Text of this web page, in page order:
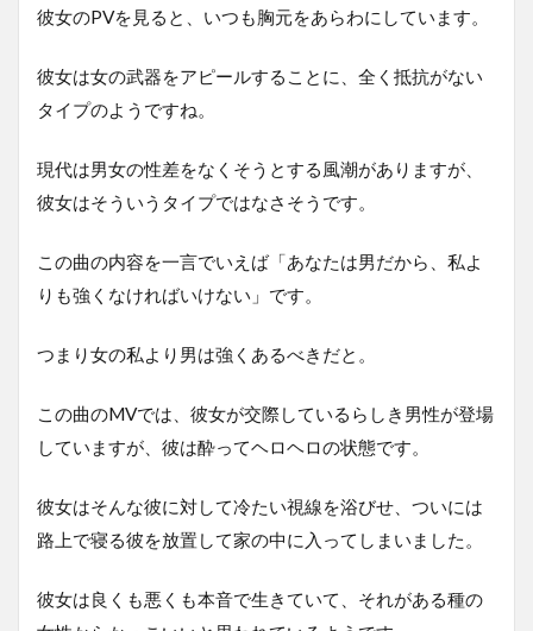
彼女のPVを見ると、いつも胸元をあらわにしています。
彼女は女の武器をアピールすることに、全く抵抗がない
タイプのようですね。
現代は男女の性差をなくそうとする風潮がありますが、
彼女はそういうタイプではなさそうです。
この曲の内容を一言でいえば「あなたは男だから、私よ
りも強くなければいけない」です。
つまり女の私より男は強くあるべきだと。
この曲のMVでは、彼女が交際しているらしき男性が登場
していますが、彼は酔ってヘロヘロの状態です。
彼女はそんな彼に対して冷たい視線を浴びせ、ついには
路上で寝る彼を放置して家の中に入ってしまいました。
彼女は良くも悪くも本音で生きていて、それがある種の